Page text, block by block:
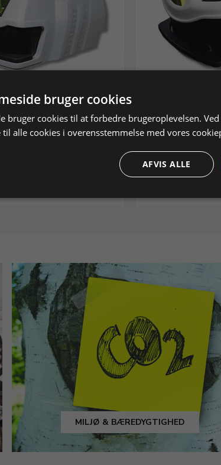
Spot 0,1 til 2 mm
MILJØ & BÆREDYGTIGHED
bruger cookies
bruger cookies til at forbedre brugeroplevelsen.
alle cookies i overensstemmelse med vores
AFVIS ALLE